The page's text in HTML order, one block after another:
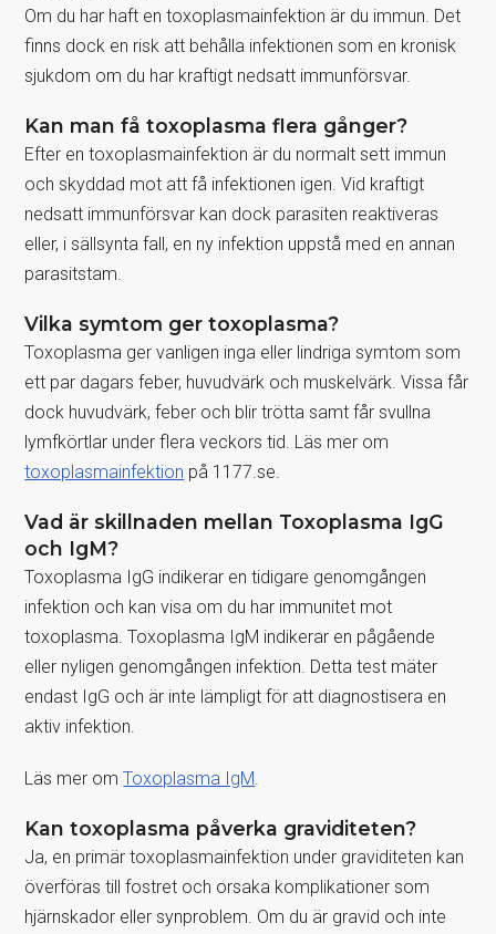
Om du har haft en toxoplasmainfektion är du immun. Det
finns dock en risk att behålla infektionen som en kronisk
sjukdom om du har kraftigt nedsatt immunförsvar.
Kan man få toxoplasma flera gånger?
Efter en toxoplasmainfektion är du normalt sett immun
och skyddad mot att få infektionen igen. Vid kraftigt
nedsatt immunförsvar kan dock parasiten reaktiveras
eller, i sällsynta fall, en ny infektion uppstå med en annan
parasitstam.
Vilka symtom ger toxoplasma?
Toxoplasma ger vanligen inga eller lindriga symtom som
ett par dagars feber, huvudvärk och muskelvärk. Vissa får
dock huvudvärk, feber och blir trötta samt får svullna
lymfkörtlar under flera veckors tid. Läs mer om
toxoplasmainfektion på 1177.se.
Vad är skillnaden mellan Toxoplasma IgG
och IgM?
Toxoplasma IgG indikerar en tidigare genomgången
infektion och kan visa om du har immunitet mot
toxoplasma. Toxoplasma IgM indikerar en pågående
eller nyligen genomgången infektion. Detta test mäter
endast IgG och är inte lämpligt för att diagnostisera en
aktiv infektion.
Läs mer omToxoplasma IgM
Kan toxoplasma påverka graviditeten?
Ja, en primär toxoplasmainfektion under graviditeten kan
överföras till fostret och orsaka komplikationer som
hjärnskador eller synproblem. Om du är gravid och inte